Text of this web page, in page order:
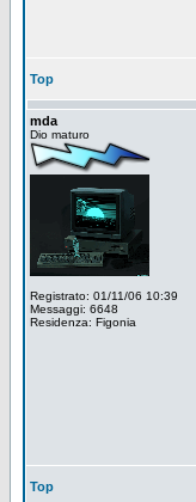
Top
mda
Dio maturo
Registrato: 01/11/06 10:39
Messaggi: 6648
Residenza: Figonia
Top